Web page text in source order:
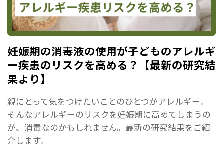
妊娠期の消毒液の使用が子どものアレルギ
ー疾患のリスクを高める？【最新の研究結
果より】
親にとって気をつけたいことのひとつがアレルギー。
そんなアレルギーのリスクを妊娠期に高めてしまうの
が、消毒なのかもしれません。最新の研究結果をご紹
介します。